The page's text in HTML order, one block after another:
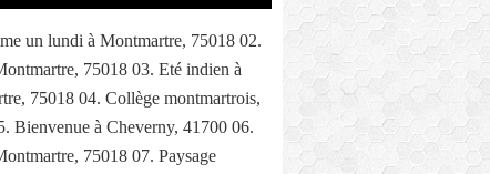
un lundi à Montmartre, 75018 02.
75018 03. Eté indien à
75018 04. Collège montmartrois,
Bienvenue à Cheverny, 41700 06.
75018 07. Paysage